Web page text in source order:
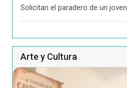
Solicitan el paradero de un
Arte y Cultura